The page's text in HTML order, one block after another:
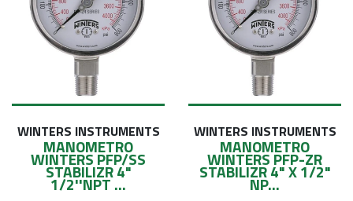
WINTERS INSTRUMENTS
MANOMETRO
WINTERS PFP/SS
STABILIZR 4"
1/2''NPT ...
WINTERS INSTRUMENTS
MANOMETRO
WINTERS PFP-ZR
STABILIZR 4" X 1/2"
NP...